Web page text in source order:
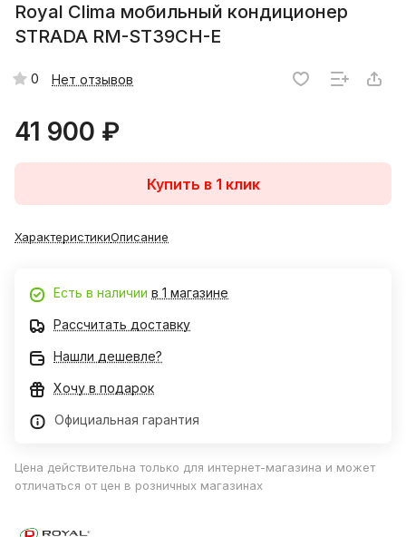
Royal Clima мобильный кондиционер
STRADA RM-ST39CH-E
0 Нет отзывов
41 900 ₽
Купить в 1 клик
ХарактеристикиОписание
Есть в наличии в 1 магазине
Рассчитать доставку
Нашли дешевле?
Хочу в подарок
Официальная гарантия
Цена действительна только для интернет-магазина и может
отличаться от цен в розничных магазинах